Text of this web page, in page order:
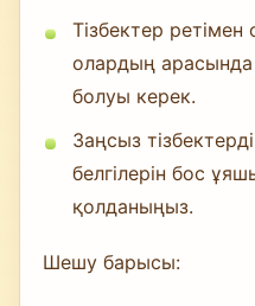
Тізбектер
олардың арасында
болуы керек.
Заңсыз
белгілерін бос
қолданыңыз.
Шешу барысы: